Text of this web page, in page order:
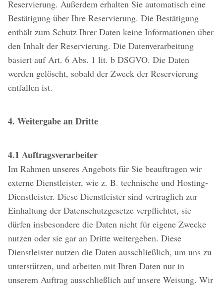
Reservierung. Außerdem erhalten Sie automatisch eine
Bestätigung über Ihre Reservierung. Die Bestätigung
enthält zum Schutz Ihrer Daten keine Informationen über
den Inhalt der Reservierung. Die Datenverarbeitung
basiert auf Art. 6 Abs. 1 lit. b DSGVO. Die Daten
werden gelöscht, sobald der Zweck der Reservierung
entfallen ist.
4. Weitergabe an Dritte
4.1 Auftragsverarbeiter
Im Rahmen unseres Angebots für Sie beauftragen wir
externe Dienstleister, wie z. B. technische und Hosting-
Dienstleister. Diese Dienstleister sind vertraglich zur
Einhaltung der Datenschutzgesetze verpflichtet, sie
dürfen insbesondere die Daten nicht für eigene Zwecke
nutzen oder sie gar an Dritte weitergeben. Diese
Dienstleister nutzen die Daten ausschließlich, um uns zu
unterstützen, und arbeiten mit Ihren Daten nur in
unserem Auftrag ausschließlich auf unsere Weisung. Wir